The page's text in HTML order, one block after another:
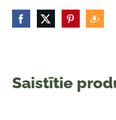
Saistītie